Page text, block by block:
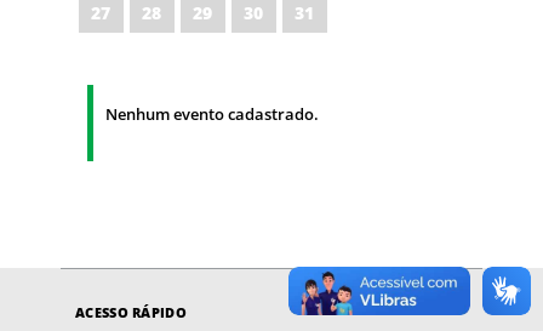
27
28 29 30 31
Nenhum evento cadastrado.
ACESSO RÁPIDO